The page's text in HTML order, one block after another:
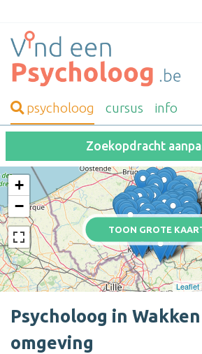
psycholoog cursus info
Zoekopdracht
TOON GROTE
+
−
Leaflet
Psycholoog in
omgeving